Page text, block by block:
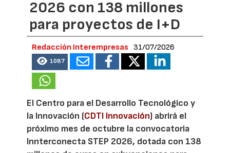
2026 con 138 millones
para proyectos de I+D
Redacción Interempresas 31/07/2026
1087
El Centro para el Desarrollo Tecnológico y
la Innovación (CDTI Innovación) abrirá el
próximo mes de octubre la convocatoria
Innterconecta STEP 2026, dotada con 138